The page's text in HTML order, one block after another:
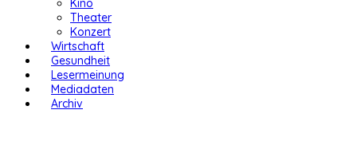
Kino
Theater
Konzert
Wirtschaft
Gesundheit
Lesermeinung
Mediadaten
Archiv